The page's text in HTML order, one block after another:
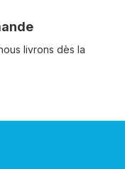
livrons dès la